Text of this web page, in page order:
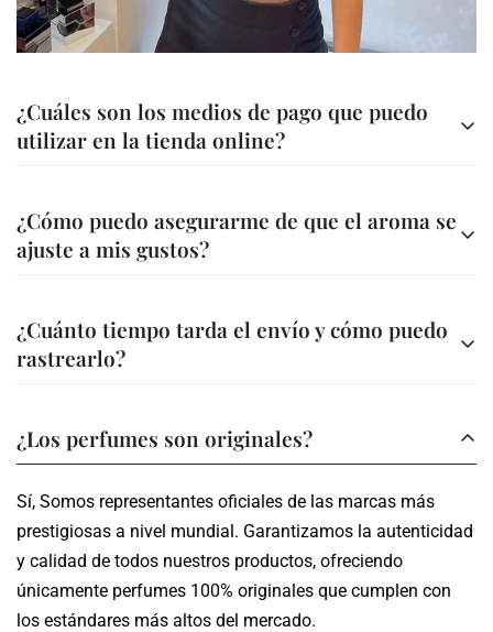
¿Cuáles son los medios de pago que puedo
utilizar en la tienda online?
comodidad
Credishop)
¿Cómo puedo asegurarme de que el aroma se
ajuste a mis gustos?
la fragancia ideal. Además, en la descripción de cada
perfume encontrarás información detallada sobre sus
¿Cuánto tiempo tarda el envío y cómo puedo
rastrearlo?
dependiendo de tu ubicación.
Te proporcionamos un número de seguimiento para que
puedas monitorear el estado de tu pedido en tiempo real.
¿Los perfumes son originales?
Sí, Somos representantes oficiales de las marcas más
prestigiosas a nivel mundial. Garantizamos la autenticidad
y calidad de todos nuestros productos, ofreciendo
únicamente perfumes 100% originales que cumplen con
los estándares más altos del mercado.